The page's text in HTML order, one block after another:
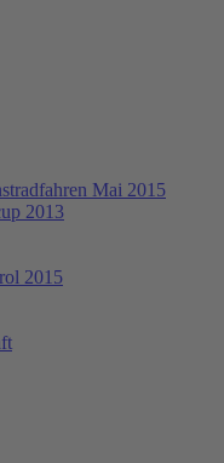
Mai 2015
2013
2015